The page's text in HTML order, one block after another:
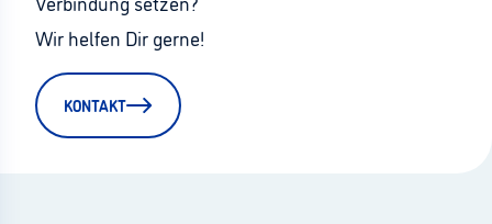
Wir helfen Dir gerne!
KONTAKT